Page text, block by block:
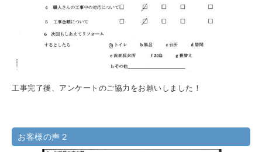
工事完了後、アンケートのご協力をお願いしました！
お客様の声２